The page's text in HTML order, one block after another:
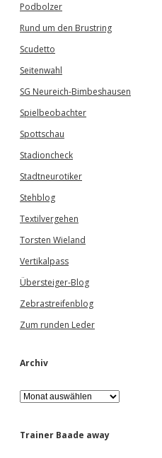
Podbolzer
Rund um den Brustring
Scudetto
Seitenwahl
SG Neureich-Bimbeshausen
Spielbeobachter
Spottschau
Stadioncheck
Stadtneurotiker
Stehblog
Textilvergehen
Torsten Wieland
Vertikalpass
Übersteiger-Blog
Zebrastreifenblog
Zum runden Leder
Archiv
A
r
h
Trainer Baade away